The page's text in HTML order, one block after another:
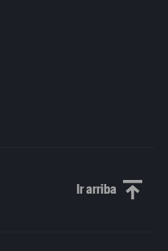
Ir arribaScroll to